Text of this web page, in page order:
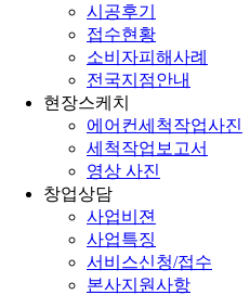
시공후기
접수현황
소비자피해사례
전국지점안내
현장스케치
에어컨세척작업사진
세척작업보고서
영상 사진
창업상담
사업비젼
사업특징
서비스신청/접수
본사지원사항